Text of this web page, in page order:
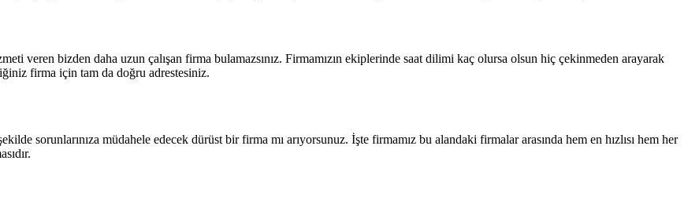
veren bizden daha uzun çalışan firma bulamazsınız. Firmamızın ekiplerinde saat dilimi kaç olursa olsun hiç çekinmeden arayarak
firma için tam da doğru adrestesiniz.
sorunlarınıza müdahele edecek dürüst bir firma mı arıyorsunuz. İşte firmamız bu alandaki firmalar arasında hem en hızlısı hem her